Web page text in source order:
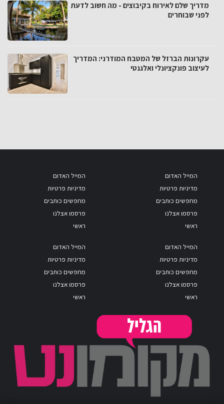
מדריך שלם לאירוח בקיבוצים - מה חשוב לדעת
לפני שבוחרים
עקרונות הברזל של המטבח המודרני: המדריך
לעיצוב פונקציונלי ואלגנטי
המייל האדום
מדיניות פרטיות
מחפשים כותבים
פרסמו אצלנו
ראשי
המייל האדום
מדיניות פרטיות
מחפשים כותבים
פרסמו אצלנו
ראשי
המייל האדום
מדיניות פרטיות
מחפשים כותבים
פרסמו אצלנו
ראשי
המייל האדום
מדיניות פרטיות
מחפשים כותבים
פרסמו אצלנו
ראשי